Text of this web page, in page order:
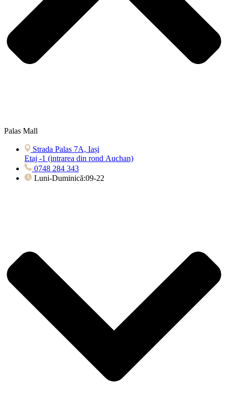
Palas Mall
Strada Palas 7A, Iași
Etaj -1 (intrarea din rond Auchan)
0748 284 343
Luni-Duminică:09-22